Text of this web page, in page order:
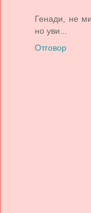
Генади, не
но уви...
Отговор